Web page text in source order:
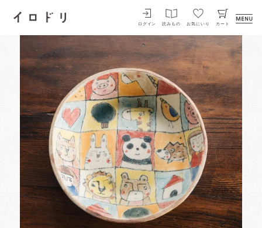
イロドリ
ログイン 読みもの お気にいり カート